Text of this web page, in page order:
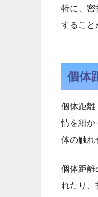
特に、密
すること
個体
個体距離
情を細か
体の触れ
個体距離
れたり、